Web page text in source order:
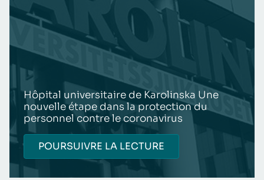
Hôpital universitaire de Karolinska Une
nouvelle étape dans la protection du
personnel contre le coronavirus
POURSUIVRE LA LECTURE